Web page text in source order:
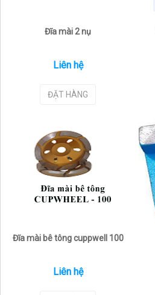
Đĩa mài 2 nụ
Liên hệ
ĐẶT HÀNG
Đĩa mài bê tông cuppwell 100
Liên hệ